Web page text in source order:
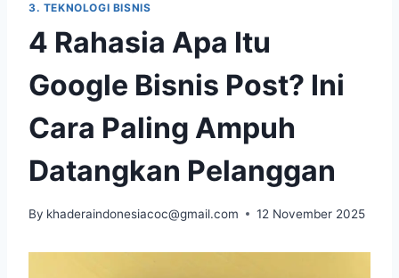
3. TEKNOLOGI BISNIS
4 Rahasia Apa Itu
Google Bisnis Post? Ini
Cara Paling Ampuh
Datangkan Pelanggan
By khaderaindonesiacoc@gmail.com 12 November 2025